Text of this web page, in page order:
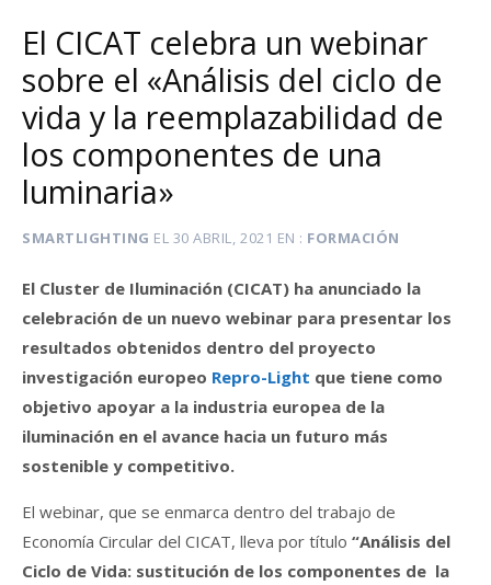
El CICAT celebra un webinar
sobre el «Análisis del ciclo de
vida y la reemplazabilidad de
los componentes de una
luminaria»
SMARTLIGHTING EL 30 ABRIL, 2021 EN FORMACIÓN
El Cluster de Iluminación (CICAT) ha anunciado la
celebración de un nuevo webinar para presentar los
resultados obtenidos dentro del proyecto
investigación europeo Repro-Light que tiene como
objetivo apoyar a la industria europea de la
iluminación en el avance hacia un futuro más
sostenible y competitivo.
El webinar, que se enmarca dentro del trabajo de
Economía Circular del CICAT, lleva por título “Análisis del
Ciclo de Vida: sustitución de los componentes de la